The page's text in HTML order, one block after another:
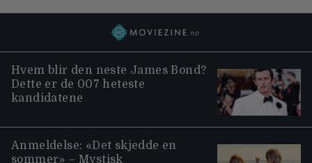
Hvem blir den neste James Bond?
Dette er de 007 heteste
kandidatene
Anmeldelse: «Det skjedde en
sommer» – Mystisk